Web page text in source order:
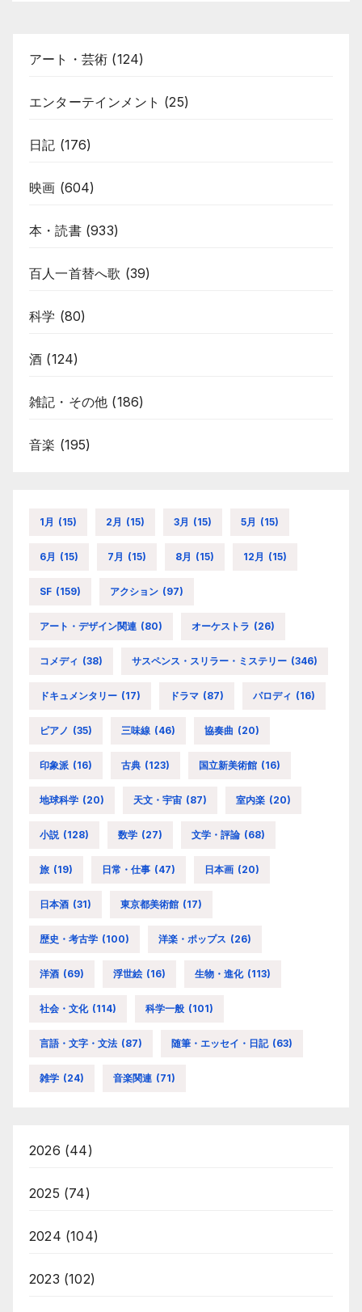
アート・芸術 (124)
エンターテインメント (25)
日記 (176)
映画 (604)
本・読書(933)
百人一首替へ歌 (39)
科学 (80)
酒 (124)
雑記・その他 (186)
音楽 (195)
1月 (15) 2月 (15) 3月 (15) 5月 (15)
6月 (15) 7月 (15) 8月 (15) 12月 (15)
SF (159) アクション (97)
アート・デザイン関連 (80) オーケストラ (26)
コメディ (38) サスペンス・スリラー・ミステリー (346)
ドキュメンタリー (17) ドラマ (87) パロディ (16)
ピアノ (35) 三味線 (46) 協奏曲 (20)
印象派 (16) 古典 (123) 国立新美術館 (16)
地球科学 (20) 天文・宇宙 (87) 室内楽 (20)
小説 (128) 数学 (27) 文学・評論 (68)
旅 (19) 日常・仕事 (47) 日本画 (20)
日本酒 (31) 東京都美術館 (17)
歴史・考古学 (100) 洋楽・ポップス (26)
洋酒 (69) 浮世絵 (16) 生物・進化 (113)
社会・文化 (114) 科学一般 (101)
言語・文字・文法 (87) 随筆・エッセイ・日記 (63)
雑学 (24) 音楽関連 (71)
2026 (44)
2025 (74)
2024 (104)
2023 (102)